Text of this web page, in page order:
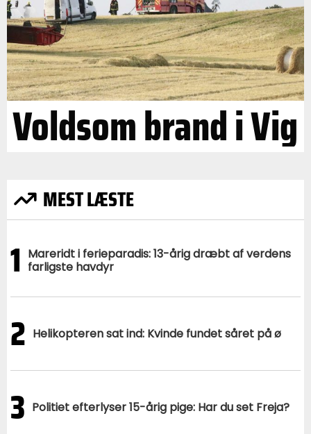
Voldsom brand i Vig
MEST LÆSTE
1 Mareridt i ferieparadis: 13-årig dræbt af verdens
farligste havdyr
2 Helikopteren sat ind: Kvinde fundet såret på ø
3 Politiet efterlyser 15-årig pige: Har du set Freja?